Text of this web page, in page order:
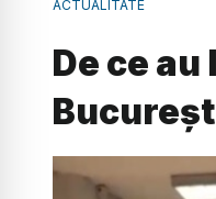
ACTUALITATE
De ce